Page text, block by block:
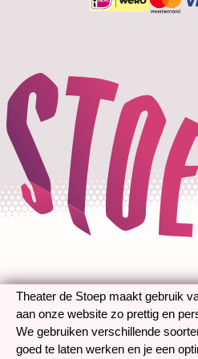
Technische gegevens
Theater de Stoep maakt gebruik
aan onze website zo prettig en
We gebruiken verschillende
goed te laten werken en je een